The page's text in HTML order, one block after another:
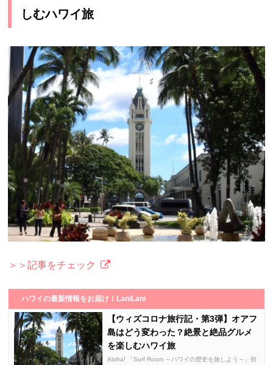
しむハワイ旅
＞＞記事をチェック
ハワイの最新情報をお届け！LaniLani
【ウィズコロナ旅行記・第3弾】オアフ
島はどう変わった？絶景と絶品グルメ
を楽しむハワイ旅
Aloha! 「Surf Room ～ハワイの歴史を旅しよう～」担